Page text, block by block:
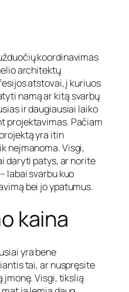
koordinavimas
architektų
atstovai, į kuriuos
namą ar kitą svarbų
ir daugiausiai laiko
projektavimas. Pačiam
yra itin
neįmanoma. Visgi,
daryti patys, ar norite
labai svarbu kuo
bei jo ypatumus.
kaina
yra bene
tai, ar nuspręsite
įmonę. Visgi, tikslią